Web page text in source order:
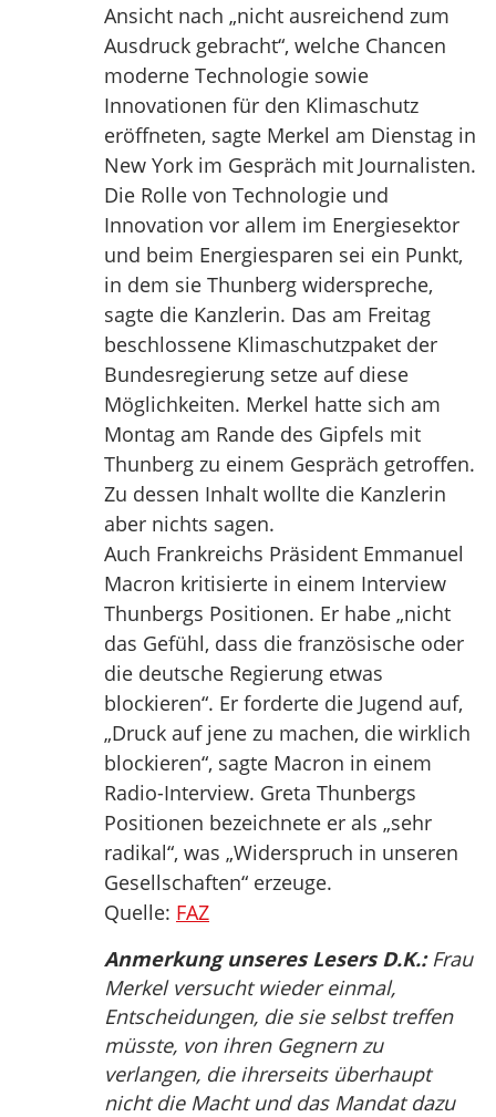
Ansicht nach „nicht ausreichend zum
Ausdruck gebracht“, welche Chancen
moderne Technologie sowie
Innovationen für den Klimaschutz
eröffneten, sagte Merkel am Dienstag in
New York im Gespräch mit Journalisten.
Die Rolle von Technologie und
Innovation vor allem im Energiesektor
und beim Energiesparen sei ein Punkt,
in dem sie Thunberg widerspreche,
sagte die Kanzlerin. Das am Freitag
beschlossene Klimaschutzpaket der
Bundesregierung setze auf diese
Möglichkeiten. Merkel hatte sich am
Montag am Rande des Gipfels mit
Thunberg zu einem Gespräch getroffen.
Zu dessen Inhalt wollte die Kanzlerin
aber nichts sagen.
Auch Frankreichs Präsident Emmanuel
Macron kritisierte in einem Interview
Thunbergs Positionen. Er habe „nicht
das Gefühl, dass die französische oder
die deutsche Regierung etwas
blockieren“. Er forderte die Jugend auf,
„Druck auf jene zu machen, die wirklich
blockieren“, sagte Macron in einem
Radio-Interview. Greta Thunbergs
Positionen bezeichnete er als „sehr
radikal“, was „Widerspruch in unseren
Gesellschaften“ erzeuge.
Quelle: FAZ
Anmerkung unseres Lesers D.K.:Frau
Merkel versucht wieder einmal,
Entscheidungen, die sie selbst treffen
müsste, von ihren Gegnern zu
verlangen, die ihrerseits überhaupt
nicht die Macht und das Mandat dazu